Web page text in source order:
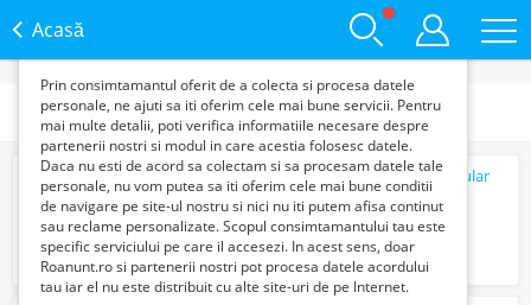
Acasă
Categorii
Daniela. 100% Reală. Galați Matura Particular
100 Lei
functie de interesele si nevoile tale. De asemenea, aceste
date sunt folosite pentru analizarea traffic-ului pe site-ul
Prin consimtamantul oferit de a colecta si procesa datele
personale, ne ajuti sa iti oferim cele mai bune servicii. Pentru
mai multe detalii, poti verifica informatiile necesare despre
partenerii nostri si modul in care acestia folosesc datele.
Daca nu esti de acord sa colectam si sa procesam datele tale
personale, nu vom putea sa iti oferim cele mai bune conditii
de navigare pe site-ul nostru si nici nu iti putem afisa continut
sau reclame personalizate. Scopul consimtamantului tau este
specific serviciului pe care il accesezi. In acest sens, doar
Roanunt.ro si partenerii nostri pot procesa datele acordului
tau iar el nu este distribuit cu alte site-uri de pe Internet.